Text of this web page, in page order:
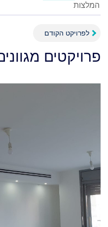
המלצות
לפרויקט הקודם
פרויקטים